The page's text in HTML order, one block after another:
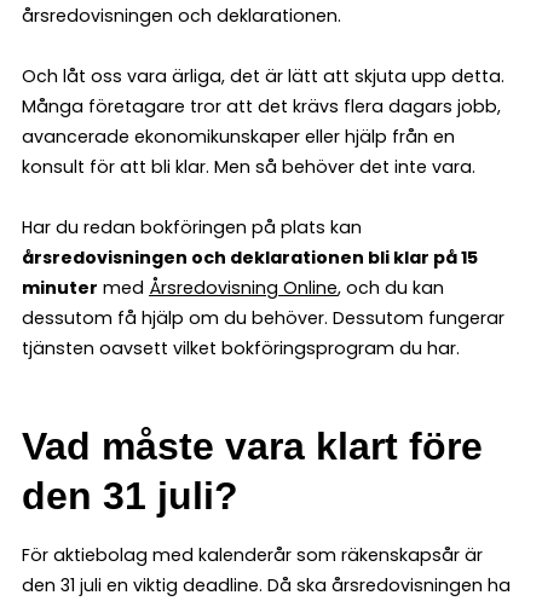
årsredovisningen och deklarationen.
Och låt oss vara ärliga, det är lätt att skjuta upp detta.
Många företagare tror att det krävs flera dagars jobb,
avancerade ekonomikunskaper eller hjälp från en
konsult för att bli klar. Men så behöver det inte vara.
Har du redan bokföringen på plats kan
årsredovisningen och deklarationen bli klar på 15
minuter med Årsredovisning Online, och du kan
dessutom få hjälp om du behöver. Dessutom fungerar
tjänsten oavsett vilket bokföringsprogram du har.
Vad måste vara klart före
den 31 juli?
För aktiebolag med kalenderår som räkenskapsår är
den 31 juli en viktig deadline. Då ska årsredovisningen ha